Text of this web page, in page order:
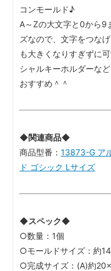
コンモールド♪
A～Zの大文字と0から9
ズなので、文字をつな
も大きくなりすぎずに
シャルキーホルダーな
おすすめ＾＾
◆関連商品◆
商品型番： 13873-G ア
ド ゴシック Lサイズ
◆スペック◆
○数量：1個
○モールドサイズ：約
○完成サイズ：(A)約